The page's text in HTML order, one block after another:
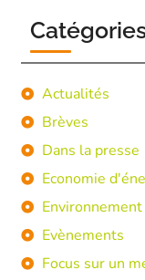
Actualités
Brèves
Dans la presse
Economie
Environnement
Evènements
Focus sur un